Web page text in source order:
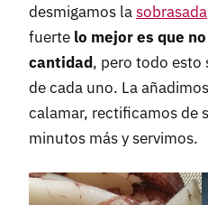
desmigamos lasobrasada
fuerte lo mejor es que
cantidad, pero todo esto
de cada uno. La
calamar, rectificamos de
minutos más y servimos.